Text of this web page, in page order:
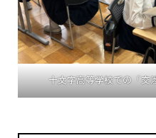
十文字高等学校での「交